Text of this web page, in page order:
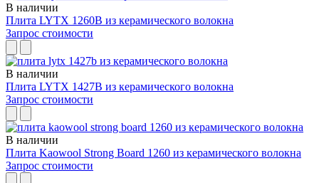
В наличии
Плита LYTX 1260B из керамического волокна
Запрос стоимости
В наличии
Плита LYTX 1427B из керамического волокна
Запрос стоимости
В наличии
Плита Kaowool Strong Board 1260 из керамического волокна
Запрос стоимости